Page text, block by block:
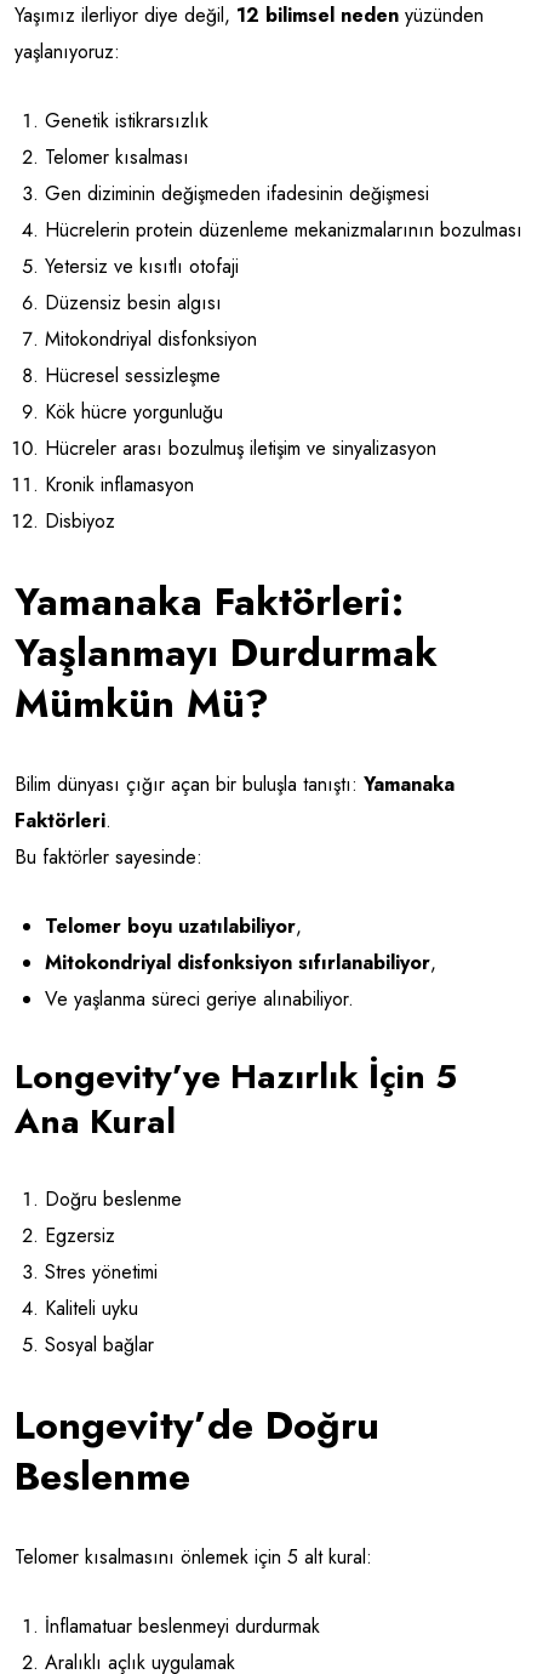
Yaşımız ilerliyor diye değil, 12 bilimsel neden yüzünden
yaşlanıyoruz:
Genetik istikrarsızlık
Telomer kısalması
Gen diziminin değişmeden ifadesinin değişmesi
Hücrelerin protein düzenleme mekanizmalarının bozulması
Yetersiz ve kısıtlı otofaji
Düzensiz besin algısı
Mitokondriyal disfonksiyon
Hücresel sessizleşme
Kök hücre yorgunluğu
Hücreler arası bozulmuş iletişim ve sinyalizasyon
Kronik inflamasyon
Disbiyoz
Yamanaka Faktörleri:
Yaşlanmayı Durdurmak
Mümkün Mü?
Bilim dünyası çığır açan bir buluşla tanıştı: Yamanaka
Faktörleri.
Bu faktörler sayesinde:
Telomer boyu uzatılabiliyor,
Mitokondriyal disfonksiyon sıfırlanabiliyor,
Ve yaşlanma süreci geriye alınabiliyor.
Longevity’ye Hazırlık İçin 5
Ana Kural
Doğru beslenme
Egzersiz
Stres yönetimi
Kaliteli uyku
Sosyal bağlar
Longevity’de Doğru
Beslenme
Telomer kısalmasını önlemek için 5 alt kural:
İnflamatuar beslenmeyi durdurmak
Aralıklı açlık uygulamak